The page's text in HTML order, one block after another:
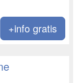
+info gratis